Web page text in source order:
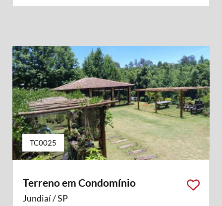
TC0025
Terreno em Condomínio
Jundiaí / SP